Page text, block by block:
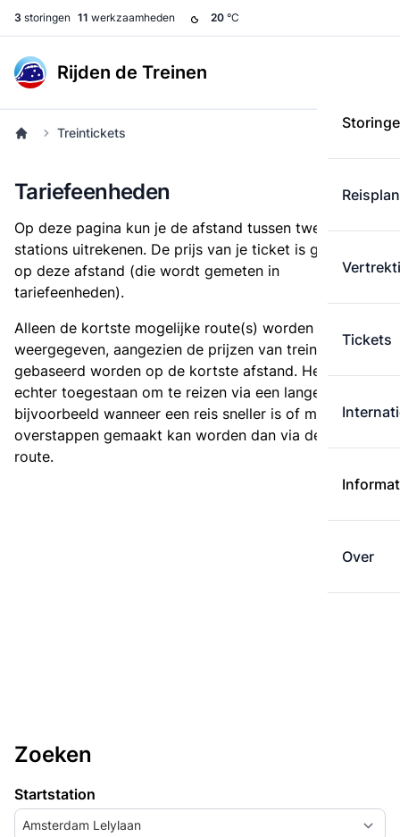
3 storingen 11 werkzaamheden 20 °C
Rijden de Treinen
Tickets
Over
Treintickets
Tariefeenheden
Op deze pagina kun je de afstand tussen twee
stations uitrekenen. De prijs van je ticket is gebaseerd
op deze afstand (die wordt gemeten in
tariefeenheden).
Alleen de kortste mogelijke route(s) worden
weergegeven, aangezien de prijzen van treintickets
gebaseerd worden op de kortste afstand. Het is
echter toegestaan om te reizen via een langere route,
bijvoorbeeld wanneer een reis sneller is of met minder
overstappen gemaakt kan worden dan via de kortste
route.
Zoeken
Startstation
Amsterdam Lelylaan